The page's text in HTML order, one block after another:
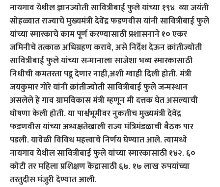
नायगाव येथील ज्ञानज्योती सावित्रीबाई फुले यांच्या १९४ व्या जयंती
सोहळ्यात राज्याचे मुख्यमंत्री देवेंद्र फडणवीस यांनी सावित्रीबाई फुले
यांच्या स्मारकाचे काम पूर्ण करण्यासाठी प्रशासनाने १० एकर
जमिनीचे तत्काळ अधिग्रहण करावे, असे निर्देश देऊन क्रांतीज्योती
सावित्रीबाई फुले यांच्या सन्मानाला साजेशा भव्य स्मारकासाठी
निधीची कमतरता पडू देणार नाही,अशी ग्वाही दिली होती. मंत्री
जयकुमार गोरे यांनी क्रांतीज्योती सावित्रीबाई फुले जन्मस्थान
असलेले हे गाव ग्रामविकास मंत्री म्हणून मी दत्तक घेत असल्याची
घोषणा केली होती. या पार्श्वभूमीवर नुकतीच मुख्यमंत्री देवेंद्र
फडणवीस यांच्या अध्यक्षतेखाली राज्य मंत्रिमंडळाची बैठक पार
पडली. यावेळी विविध महत्त्वाचे निर्णय घेण्यात आले. त्यामध्ये
नायगाव येथील सावित्रीबाई फुले यांच्या स्मारकासाठी १४२. ६०
कोटी तर महिला प्रशिक्षण केंद्रासाठी ६७. १७ लाख रुपयांच्या
तरतुदीस मंजुरी देण्यात आली.